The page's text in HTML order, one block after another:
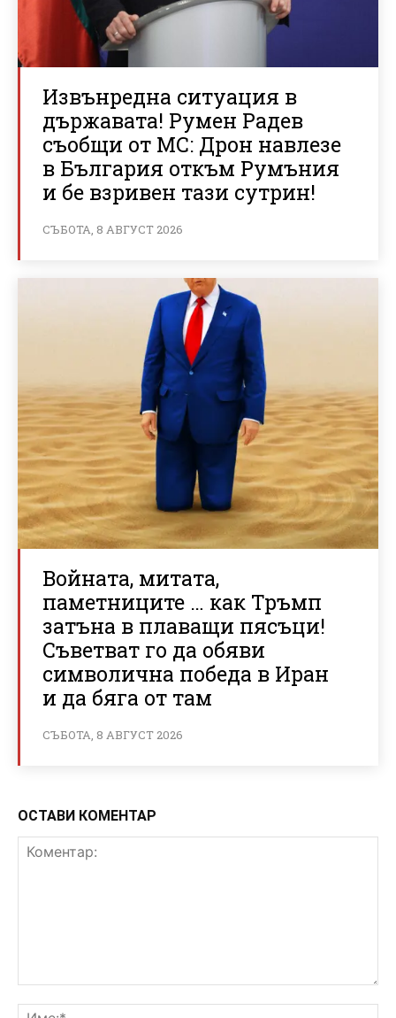
Извънредна ситуация в
държавата! Румен Радев
съобщи от МС: Дрон навлезе
в България откъм Румъния
и бе взривен тази сутрин!
СЪБОТА, 8 АВГУСТ 2026
Войната, митата,
паметниците … как Тръмп
затъна в плаващи пясъци!
Съветват го да обяви
символична победа в Иран
и да бяга от там
СЪБОТА, 8 АВГУСТ 2026
ОСТАВИ КОМЕНТАР